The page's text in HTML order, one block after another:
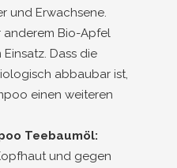
und Erwachsene.
Bio-Apfel
Dass die
abbaubar ist,
einen weiteren
Teebaumöl:
und gegen